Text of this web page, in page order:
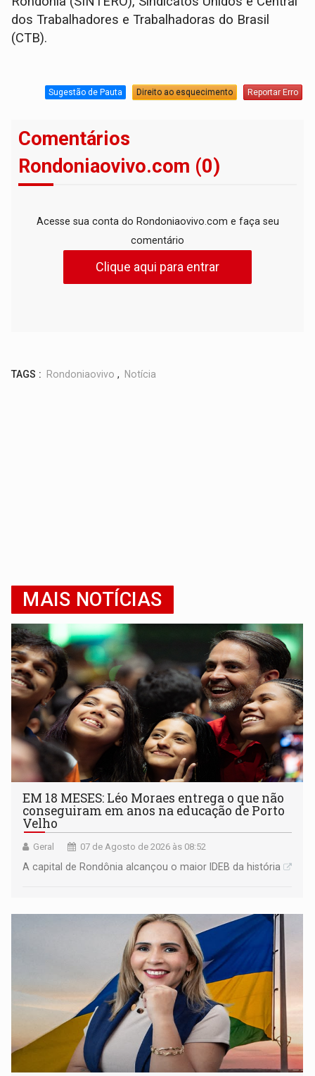
dos Trabalhadores e Trabalhadoras do Brasil
(CTB).
Sugestão de Pauta Direito ao esquecimento Reportar Erro
Comentários
Rondoniaovivo.com (0)
Acesse sua conta do Rondoniaovivo.com e faça seu
comentário
Clique aqui para entrar
TAGS : Rondoniaovivo , Notícia
MAIS NOTÍCIAS
EM 18 MESES: Léo Moraes entrega o que não
conseguiram em anos na educação de Porto
Velho
Geral 07 de Agosto de 2026 às 08:52
A capital de Rondônia alcançou o maior IDEB da história